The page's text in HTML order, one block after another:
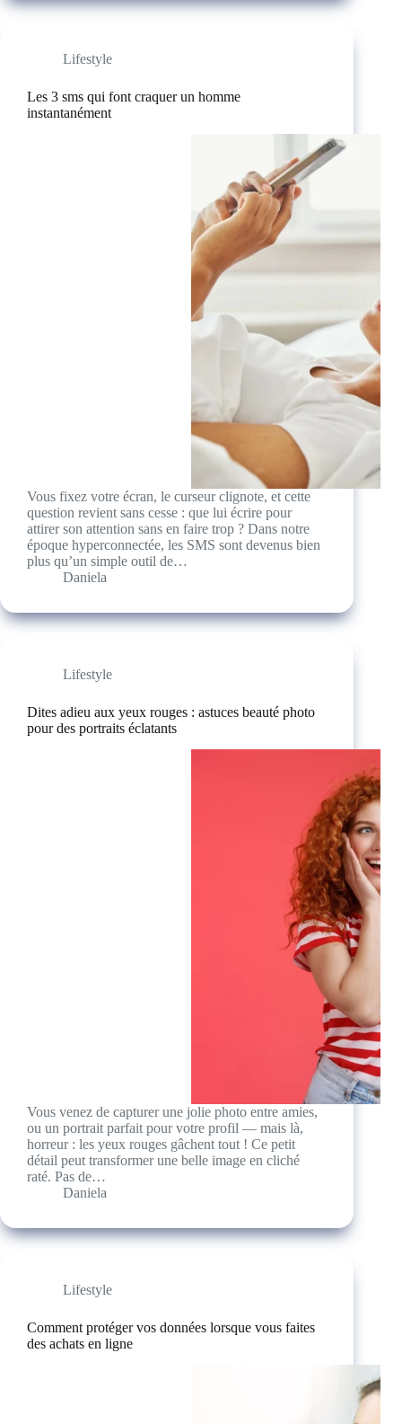
Lifestyle
Les 3 sms qui font craquer un homme
instantanément
Vous fixez votre écran, le curseur clignote, et cette
question revient sans cesse : que lui écrire pour
attirer son attention sans en faire trop ? Dans notre
époque hyperconnectée, les SMS sont devenus bien
plus qu’un simple outil de…
Daniela
Lifestyle
Dites adieu aux yeux rouges : astuces beauté photo
pour des portraits éclatants
Vous venez de capturer une jolie photo entre amies,
ou un portrait parfait pour votre profil — mais là,
horreur : les yeux rouges gâchent tout ! Ce petit
détail peut transformer une belle image en cliché
raté. Pas de…
Daniela
Lifestyle
Comment protéger vos données lorsque vous faites
des achats en ligne